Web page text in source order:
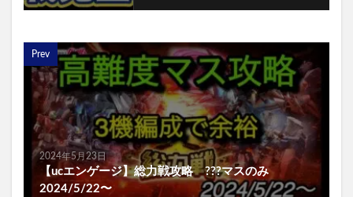
Prev
2024年5月23日
【ucエンゲージ】総力戦攻略 ???マスのみ
2024/5/22〜